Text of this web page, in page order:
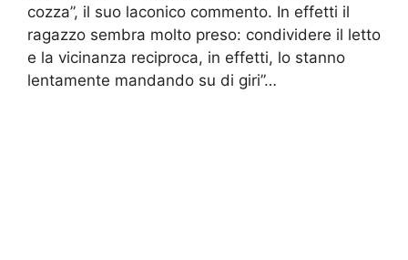
cozza”, il suo laconico commento. In effetti il
ragazzo sembra molto preso: condividere il letto
e la vicinanza reciproca, in effetti, lo stanno
lentamente mandando su di giri”…